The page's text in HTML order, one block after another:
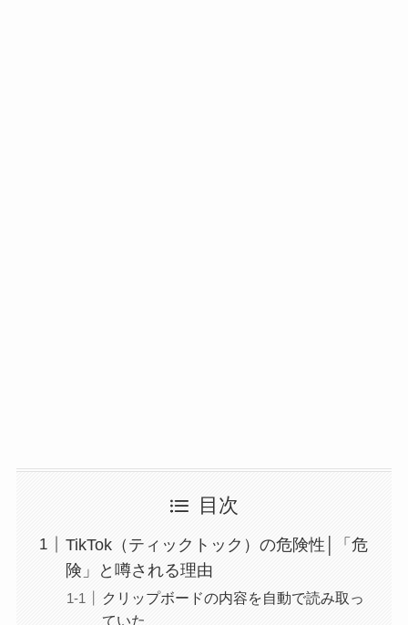
目次
TikTok（ティックトック）の危険性│「危
険」と噂される理由
クリップボードの内容を自動で読み取っ
ていた